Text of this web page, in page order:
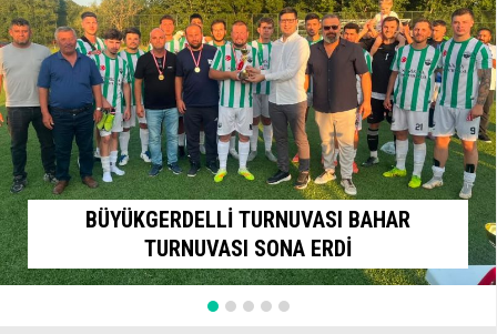
BÜYÜKGERDELLİ TURNUVASI BAHAR
TURNUVASI SONA ERDİ